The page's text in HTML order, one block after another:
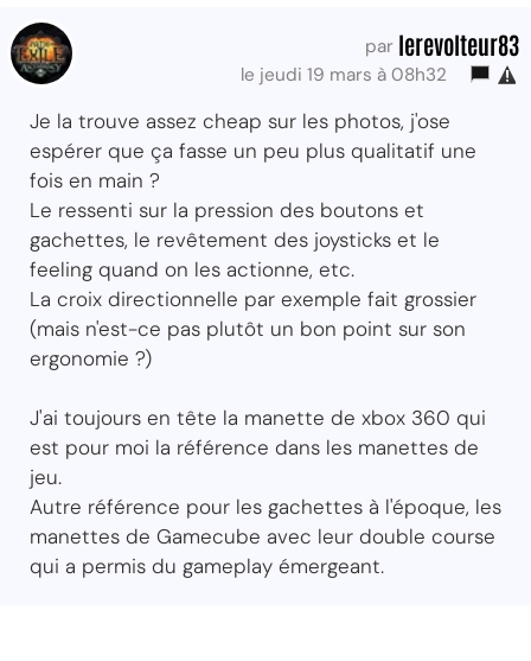
par lerevolteur83
le jeudi 19 mars à 08h32
Je la trouve assez cheap sur les photos, j'ose
espérer que ça fasse un peu plus qualitatif une
fois en main ?
Le ressenti sur la pression des boutons et
gachettes, le revêtement des joysticks et le
feeling quand on les actionne, etc.
La croix directionnelle par exemple fait grossier
(mais n'est-ce pas plutôt un bon point sur son
ergonomie ?)
J'ai toujours en tête la manette de xbox 360 qui
est pour moi la référence dans les manettes de
jeu.
Autre référence pour les gachettes à l'époque, les
manettes de Gamecube avec leur double course
qui a permis du gameplay émergeant.